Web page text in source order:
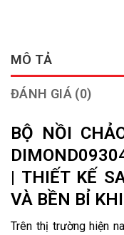
MÔ TẢ
ĐÁNH GIÁ (0)
BỘ NỒI
| THIẾT KẾ
VÀ BỀN BỈ
Trên thị trường hiện